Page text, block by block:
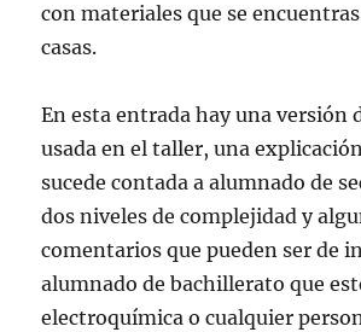
con materiales que se
casas.
En esta entrada hay una versión
usada en el taller, una
sucede contada a alumnado de
dos niveles de complejidad y
comentarios que pueden ser de
alumnado de bachillerato que
electroquímica o cualquier